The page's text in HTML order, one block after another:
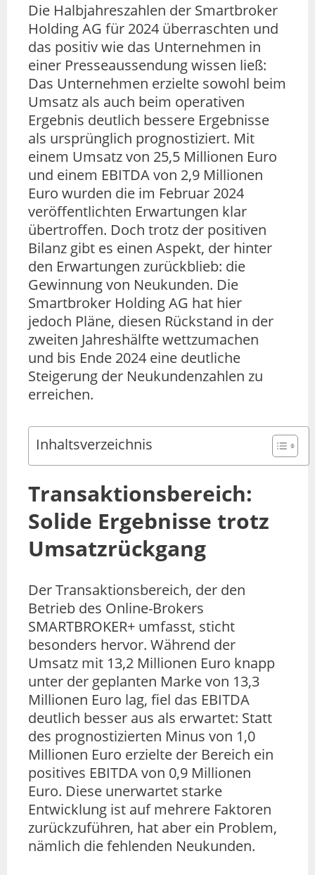
Die Halbjahreszahlen der Smartbroker
Holding AG für 2024 überraschten und
das positiv wie das Unternehmen in
einer Presseaussendung wissen ließ:
Das Unternehmen erzielte sowohl beim
Umsatz als auch beim operativen
Ergebnis deutlich bessere Ergebnisse
als ursprünglich prognostiziert. Mit
einem Umsatz von 25,5 Millionen Euro
und einem EBITDA von 2,9 Millionen
Euro wurden die im Februar 2024
veröffentlichten Erwartungen klar
übertroffen. Doch trotz der positiven
Bilanz gibt es einen Aspekt, der hinter
den Erwartungen zurückblieb: die
Gewinnung von Neukunden. Die
Smartbroker Holding AG hat hier
jedoch Pläne, diesen Rückstand in der
zweiten Jahreshälfte wettzumachen
und bis Ende 2024 eine deutliche
Steigerung der Neukundenzahlen zu
erreichen.
Inhaltsverzeichnis
Transaktionsbereich:
Solide Ergebnisse trotz
Umsatzrückgang
Der Transaktionsbereich, der den
Betrieb des Online-Brokers
SMARTBROKER+ umfasst, sticht
besonders hervor. Während der
Umsatz mit 13,2 Millionen Euro knapp
unter der geplanten Marke von 13,3
Millionen Euro lag, fiel das EBITDA
deutlich besser aus als erwartet: Statt
des prognostizierten Minus von 1,0
Millionen Euro erzielte der Bereich ein
positives EBITDA von 0,9 Millionen
Euro. Diese unerwartet starke
Entwicklung ist auf mehrere Faktoren
zurückzuführen, hat aber ein Problem,
nämlich die fehlenden Neukunden.